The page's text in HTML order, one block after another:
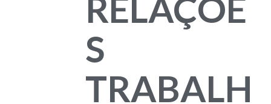
RELAÇÕE
S
TRABALH